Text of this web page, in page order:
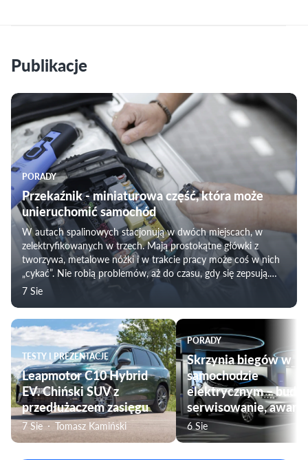
Publikacje
PORADY
Przekaźnik - miniaturowa część, która może
unieruchomić samochód
W autach spalinowych stacjonują w dwóch miejscach, w
zelektryfikowanych w trzech. Mają prostokątne główki z
tworzywa, metalowe nóżki i w trakcie pracy może coś w nich
„cykać”. Nie robią problemów, aż do czasu, gdy się zepsują.
Awaria przekaźnika może skutecznie unieruchomić samochód,
wymieniać.
7 Sie
TESTY I PREZENTACJE
Leapmotor C10 Hybrid
EV. Chiński SUV z
przedłużaczem zasięgu
7 Sie Tomasz Kamiński
PORADY
Skrzynia biegów w
samochodzie
elektrycznym –
serwisowanie, awarie
6 Sie